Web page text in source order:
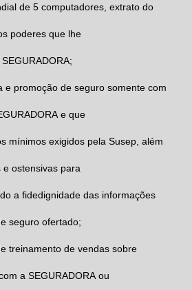
de 5 computadores, extrato do
poderes que lhe
SEGURADORA;
e promoção de seguro somente com
e que
mínimos exigidos pela Susep, além
ostensivas para
a fidedignidade das informações
seguro ofertado;
treinamento de vendas sobre
a SEGURADORA ou